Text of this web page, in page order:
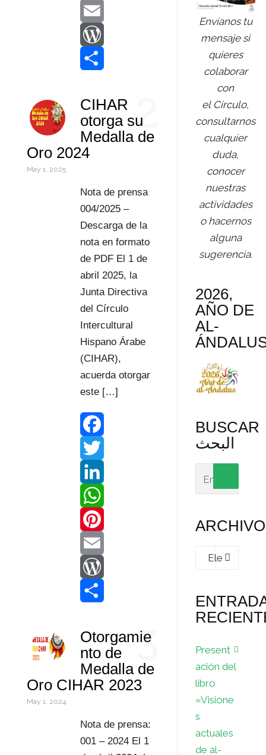
b
o
o
t
e
n
k
e
I
n
h
a
A
p
p
P
n
e
r
e
E
m
i
l
W
r
d
P
s
s
o
m
p
t
i
r
2
CIHAR
otorga su
Medalla de
Oro 2024
May 1, 2025
Nota de prensa
004/2025 –
Descarga de la
nota en formato
de PDF El 1 de
abril 2025, la
Junta Directiva
del Círculo
Intercultural
Hispano Árabe
(CIHAR),
acuerda otorgar
este […]
F
a
c
e
b
o
o
T
w
t
e
L
n
k
e
I
n
W
h
a
A
p
p
P
n
e
r
e
E
m
i
l
W
r
d
P
o
m
p
3
Otorgamie
nto de
Medalla de
Oro CIHAR 2023
May 1, 2024
Nota de prensa:
001 – 2024 El 1
Envíanos tu
mensaje si
quieres
colaborar
con
el Círculo,
consultarnos
cualquier
duda,
conocer
nuestras
actividades
o hacernos
alguna
sugerencia.
2026,
AÑO DE
AL-
BUSCAR
البحث
Present
ación del
libro
«Visione
s
actuales
de al-